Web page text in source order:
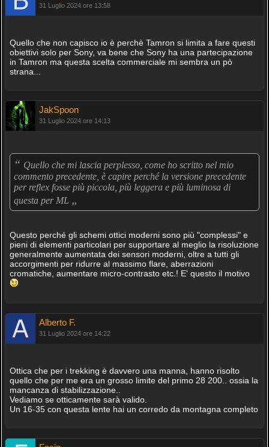
31 Luglio 2024 ore 13:58
Quello che non capisco io è perchè Tamron si limita a fare questi
obiettivi solo per Sony, va bene che Sony ha una partecipazione
in Tamron ma questa scelta commerciale mi sembra un pò
strana...
JakSpoon
31 Luglio 2024 ore 14:13
“ Quello che mi lascia perplesso, come ho scritto nel mio
commento precedente, è capire perché la versione precedente
per reflex fosse più piccola, più leggera e più luminosa di
questa per ML „
Questo perché gli schemi ottici moderni sono più "complessi" e
pieni di elementi particolari per supportare al meglio la risoluzione
generalmente aumentata dei sensori moderni, oltre a tutti gli
accorgimenti per ridurre al massimo flare, aberrazioni
cromatiche, aumentare micro-contrasto etc.! E' questo il motivo
Alberto F.
31 Luglio 2024 ore 14:22
Ottica che per i trekking è davvero una manna, hanno risolto
quello che per me era un grosso limite del primo 28 200.. ossia la
mancanza di stabilizzazione..
Vediamo se otticamente sarà valido.
Un 16-35 con questa lente hai un corredo da montagna completo